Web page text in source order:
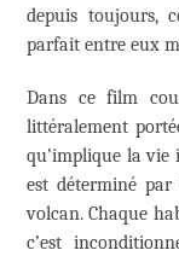
depuis toujours,
parfait entre eux
Dans ce film
littéralement
qu’implique la vie
est déterminé par
volcan. Chaque
c’est